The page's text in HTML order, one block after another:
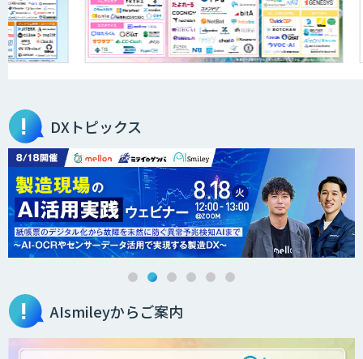
ELYZA Works with KDDI
医療文書作成を効率化する生成
AI「OPTiM AI ホスピタル」
オーダーメイドAI人材育成研修
Brain Plus for Sales
DXトピックス
AIsmileyからご案内